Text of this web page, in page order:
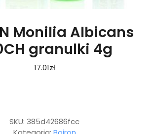
Monilia Albicans
granulki 4g
17.01zł
SKU: 385d42686fcc